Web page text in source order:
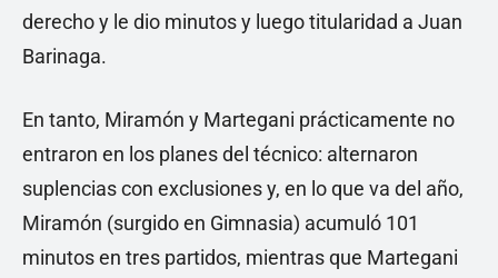
derecho y le dio minutos y luego titularidad a Juan
Barinaga.
En tanto, Miramón y Martegani prácticamente no
entraron en los planes del técnico: alternaron
suplencias con exclusiones y, en lo que va del año,
Miramón (surgido en Gimnasia) acumuló 101
minutos en tres partidos, mientras que Martegani